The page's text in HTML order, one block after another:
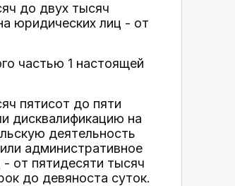
до двух тысяч
юридических лиц - от
частью 1 настоящей
пятисот до пяти
дисквалификацию на
деятельность
административное
от пятидесяти тысяч
до девяноста суток.